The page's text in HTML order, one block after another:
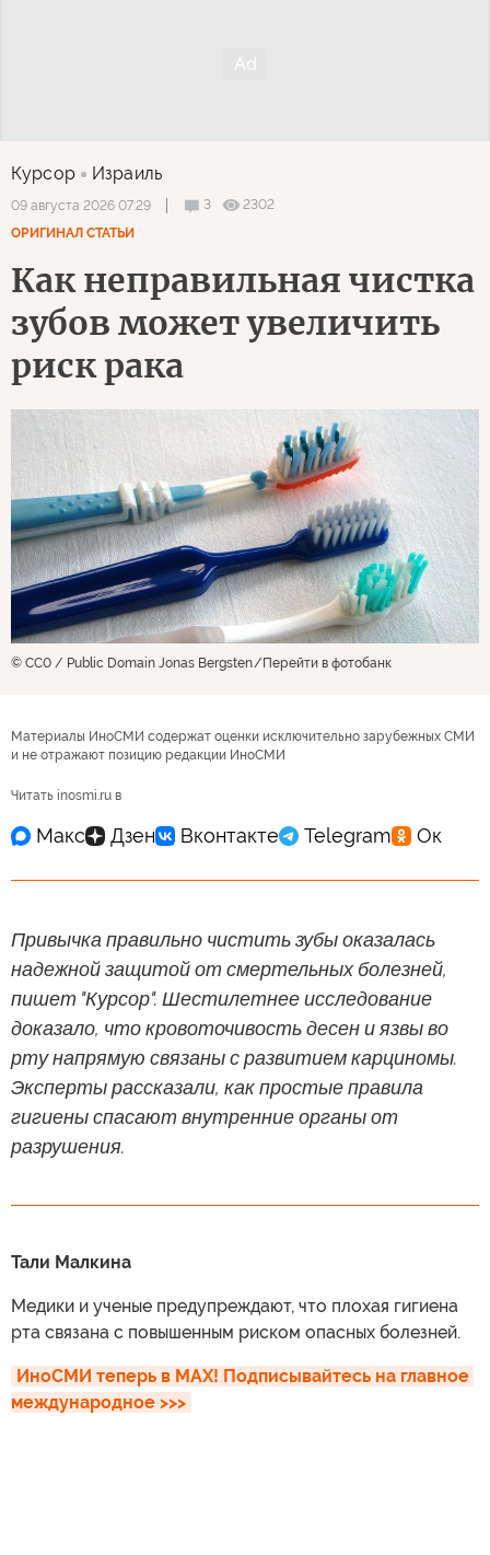
Курсор Израиль
09 августа 2026 07:29 3
2302
ОРИГИНАЛ СТАТЬИ
Как неправильная чистка
зубов может увеличить
риск рака
© CC0 / Public Domain Jonas Bergsten Перейти в фотобанк
Материалы ИноСМИ содержат оценки исключительно зарубежных СМИ
и не отражают позицию редакции ИноСМИ
Читать inosmi.ru в
Привычка правильно чистить зубы оказалась
надежной защитой от смертельных болезней,
пишет "Курсор". Шестилетнее исследование
доказало, что кровоточивость десен и язвы во
рту напрямую связаны с развитием карциномы.
Эксперты рассказали, как простые правила
гигиены спасают внутренние органы от
разрушения.
Тали Малкина
Медики и ученые предупреждают, что плохая гигиена
рта связана с повышенным риском опасных болезней.
ИноСМИ теперь в MAX! Подписывайтесь на главное
международное >>>